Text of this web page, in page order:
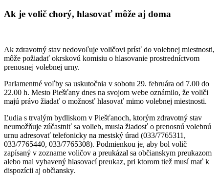
Ak je volič chorý, hlasovať môže aj doma
Ak zdravotný stav nedovoľuje voličovi prísť do volebnej miestnosti,
môže požiadať okrskovú komisiu o hlasovanie prostredníctvom
prenosnej volebnej urny.
Parlamentné voľby sa uskutočnia v sobotu 29. februára od 7.00 do
22.00 h. Mesto Piešťany dnes na svojom webe oznámilo, že voliči
majú právo žiadať o možnosť hlasovať mimo volebnej miestnosti.
Ľudia s trvalým bydliskom v Piešťanoch, ktorým zdravotný stav
neumožňuje zúčastniť sa volieb, musia žiadosť o prenosnú volebnú
urnu adresovať telefonicky na mestský úrad (033/7765311,
033/7765440, 033/7765308). Podmienkou je, aby bol volič
zapísaný v zozname voličov a preukázal sa občianskym preukazom
alebo mal vybavený hlasovací preukaz, pri ktorom tiež musí mať k
dispozícii aj občiansky.